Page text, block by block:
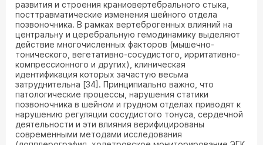
развития и строения краниовертебрального стыка,
посттравматические изменения шейного отдела
позвоночника. В рамках вертеброгенных влияний на
центральну и церебральную гемодинамику выделяют
действие многочисленных факторов (мышечно-
тонического, вегетативно-сосудистого, ирритативно-
компрессионного и других), клиническая
идентификация которых зачастую весьма
затруднительна [34]. Принципиально важно, что
патологические процессы, нарушения статики
позвоночника в шейном и грудном отделах приводят к
нарушению регуляции сосудистого тонуса, сердечной
деятельности и эти влияния верифицированы
современными методами исследования